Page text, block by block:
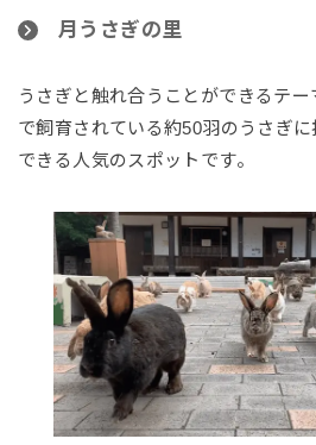
月うさぎの里
うさぎと触れ合うことができるテ
で飼育されている約50羽のうさぎ
できる人気のスポットです。